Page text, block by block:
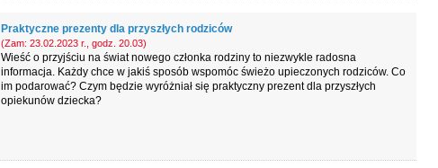
Praktyczne prezenty dla przyszłych rodziców
(Zam: 23.02.2023 r., godz. 20.03)
Wieść o przyjściu na świat nowego członka rodziny to niezwykle radosna
informacja. Każdy chce w jakiś sposób wspomóc świeżo upieczonych rodziców. Co
im podarować? Czym będzie wyróżniał się praktyczny prezent dla przyszłych
opiekunów dziecka?